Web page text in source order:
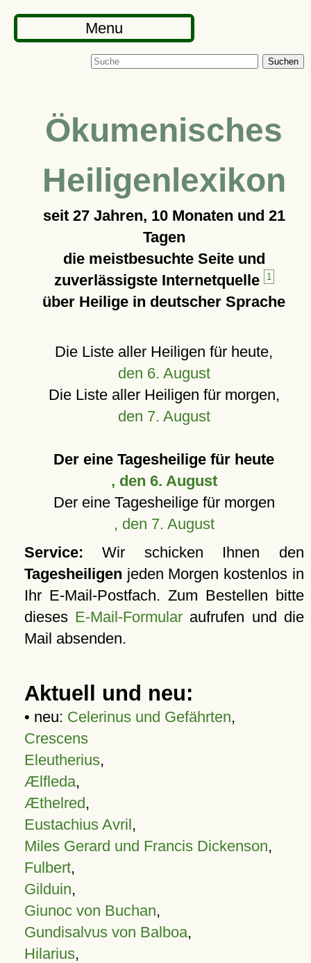
Menu
Suchen
Ökumenisches
Heiligenlexikon
seit 27 Jahren, 10 Monaten und 21
Tagen
die meistbesuchte Seite und
zuverlässigste Internetquelle
1
über Heilige in deutscher Sprache
Die Liste aller Heiligen für heute,
den 6. August
Die Liste aller Heiligen für morgen,
den 7. August
Der eine Tagesheilige für heute
, den 6. August
Der eine Tagesheilige für morgen
, den 7. August
Service: Wir schicken Ihnen den
Tagesheiligen jeden Morgen kostenlos in
Ihr E-Mail-Postfach. Zum Bestellen bitte
dieses E-Mail-Formular aufrufen und die
Mail absenden.
Aktuell und neu:
• neu: Celerinus und Gefährten,
Crescens
Eleutherius,
Ælfleda,
Æthelred,
Eustachius Avril,
Miles Gerard und Francis Dickenson,
Fulbert,
Gilduin,
Giunoc von Buchan,
Gundisalvus von Balboa,
Hilarius,